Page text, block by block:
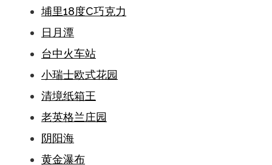
埔里18度C巧克力
日月潭
台中火车站
小瑞士欧式花园
清境纸箱王
老英格兰庄园
阴阳海
黄金瀑布